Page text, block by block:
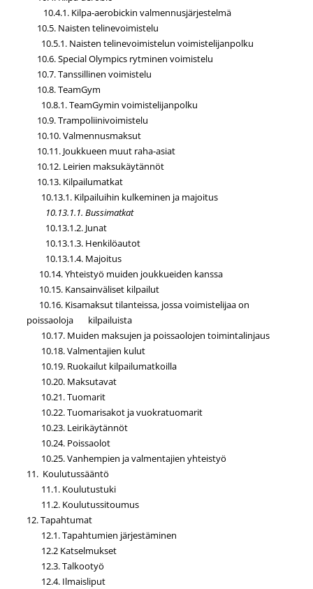
10.4.1. Kilpa-aerobickin valmennusjärjestelmä
10.5. Naisten telinevoimistelu
10.5.1. Naisten telinevoimistelun voimistelijanpolku
10.6. Special Olympics rytminen voimistelu
10.7. Tanssillinen voimistelu
10.8. TeamGym
10.8.1. TeamGymin voimistelijanpolku
10.9. Trampoliinivoimistelu
10.10. Valmennusmaksut
10.11. Joukkueen muut raha-asiat
10.12. Leirien maksukäytännöt
10.13. Kilpailumatkat
10.13.1. Kilpailuihin kulkeminen ja majoitus
10.13.1.1. Bussimatkat
10.13.1.2. Junat
10.13.1.3. Henkilöautot
10.13.1.4. Majoitus
10.14. Yhteistyö muiden joukkueiden kanssa
10.15. Kansainväliset kilpailut
10.16. Kisamaksut tilanteissa, jossa voimistelijaa on
poissaoloja kilpailuista
10.17. Muiden maksujen ja poissaolojen toimintalinjaus
10.18. Valmentajien kulut
10.19. Ruokailut kilpailumatkoilla
10.20. Maksutavat
10.21. Tuomarit
10.22. Tuomarisakot ja vuokratuomarit
10.23. Leirikäytännöt
10.24. Poissaolot
10.25. Vanhempien ja valmentajien yhteistyö
11. Koulutussääntö
11.1. Koulutustuki
11.2. Koulutussitoumus
12. Tapahtumat
12.1. Tapahtumien järjestäminen
12.2 Katselmukset
12.3. Talkootyö
12.4. Ilmaisliput